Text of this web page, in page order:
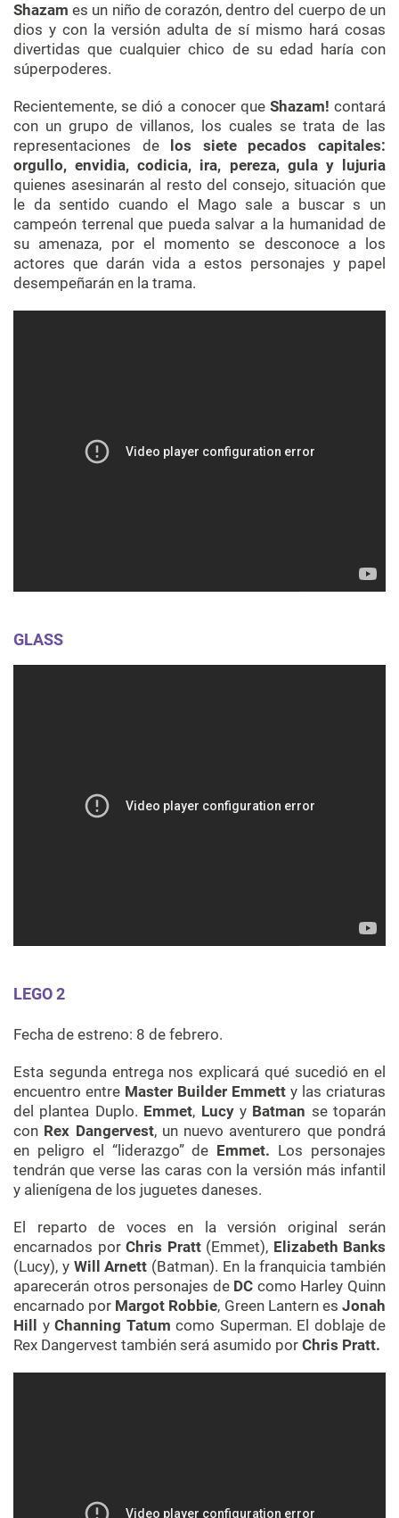
Shazames un niño de corazón, dentro del cuerpo de un
dios y con la versión adulta de sí mismo hará cosas
divertidas que cualquier chico de su edad haría con
súperpoderes.
Recientemente, se dió a conocer que Shazam!contará
con un grupo de villanos, los cuales se trata de las
representaciones delos siete pecados capitales:
orgullo, envidia, codicia, ira, pereza, gula y lujuria
quienes asesinarán al resto del consejo, situación que
le da sentido cuando el Mago sale a buscar s un
campeón terrenal que pueda salvar a la humanidad de
su amenaza, por el momento se desconoce a los
actores que darán vida a estos personajes y papel
desempeñarán en la trama.
GLASS
LEGO 2
Fecha de estreno: 8 de febrero.
Esta segunda entrega nos explicará qué sucedió en el
encuentro entre Master Builder Emmett y las criaturas
del plantea Duplo. Emmet, Lucy y Batman se toparán
con Rex Dangervest, un nuevo aventurero que pondrá
en peligro el “liderazgo” de Emmet. Los personajes
tendrán que verse las caras con la versión más infantil
y alienígena de los juguetes daneses.
El reparto de voces en la versión original serán
encarnados por Chris Pratt(Emmet), Elizabeth Banks
(Lucy), y Will Arnett (Batman). En la franquicia también
aparecerán otros personajes de DC como Harley Quinn
encarnado por Margot Robbie, Green Lantern esJonah
Hill yChanning Tatum como Superman. El doblaje de
Rex Dangervest también será asumido por Chris Pratt.